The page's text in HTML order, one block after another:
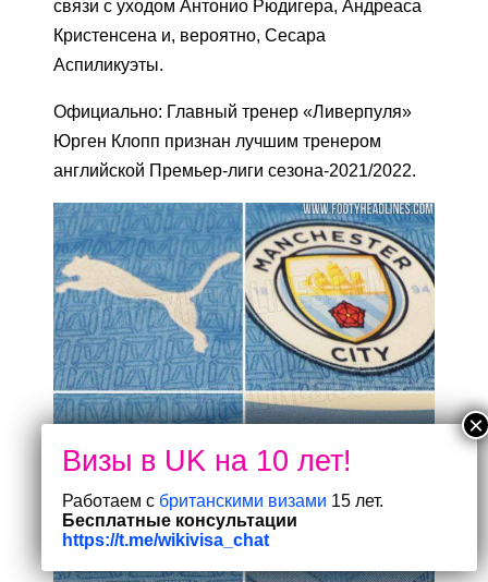
связи с уходом Антонио Рюдигера, Андреаса
Кристенсена и, вероятно, Сесара
Аспиликуэты.
Официально: Главный тренер «Ливерпуля»
Юрген Клопп признан лучшим тренером
английской Премьер-лиги сезона-2021/2022.
Работаем с британскими визами 15 лет.
Бесплатные консультации
https://t.me/wikivisa_chat